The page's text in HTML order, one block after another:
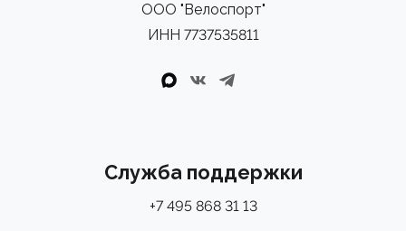
ООО "Велоспорт"
ИНН 7737535811
Служба поддержки
+7 495 868 31 13